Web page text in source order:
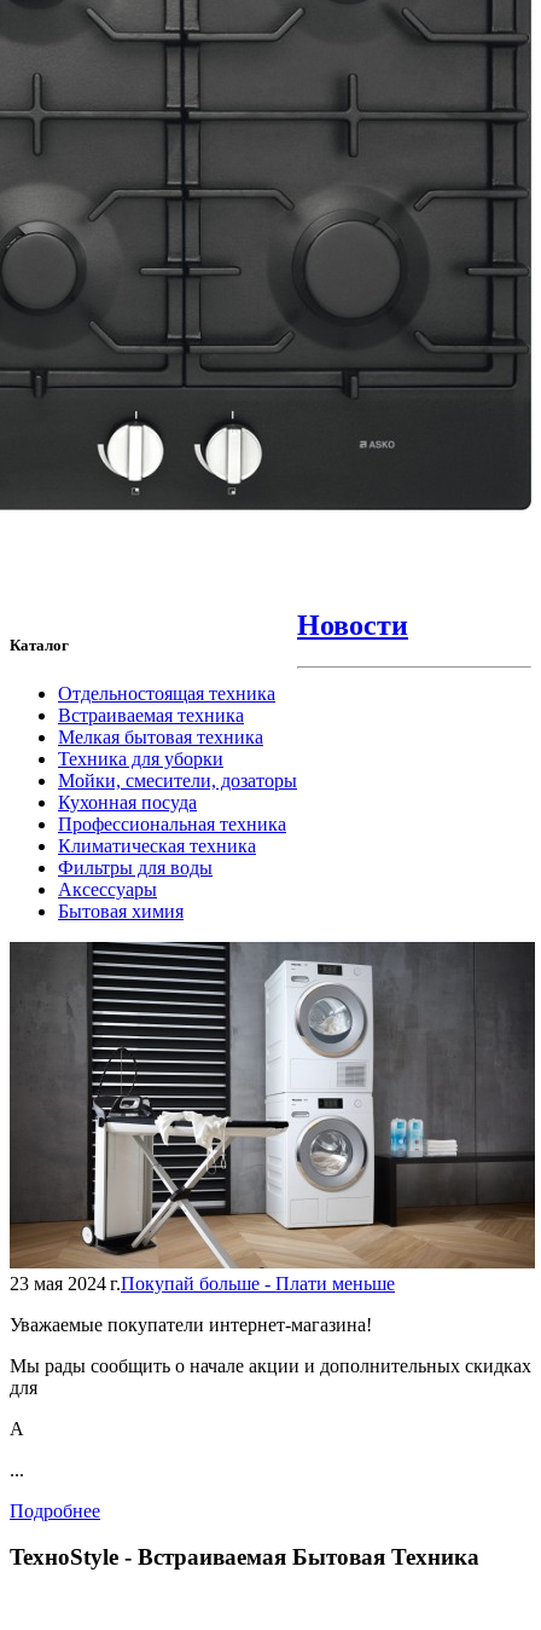
Каталог
Отдельностоящая техника
Встраиваемая техника
Мелкая бытовая техника
Техника для уборки
Мойки, смесители, дозаторы
Кухонная посуда
Профессиональная техника
Климатическая техника
Фильтры для воды
Аксессуары
Бытовая химия
Новости
23 мая 2024 г.Покупай больше - Плати меньше
Уважаемые покупатели интернет-магазина!
Мы рады сообщить о начале акции и дополнительных скидках
для
А
...
Подробнее
TexноStyle - Встраиваемая Бытовая Техника